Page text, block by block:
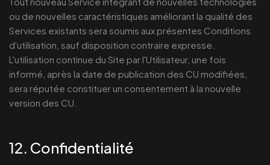
ou de nouvelles caractéristiques améliorant la qualité des
Services existants sera soumis aux présentes Conditions
d'utilisation, sauf disposition contraire expresse.
L'utilisation continue du Site par l'Utilisateur, une fois
informé, après la date de publication des CU modifiées,
sera réputée constituer un consentement à la nouvelle
version des CU.
12. Confidentialité